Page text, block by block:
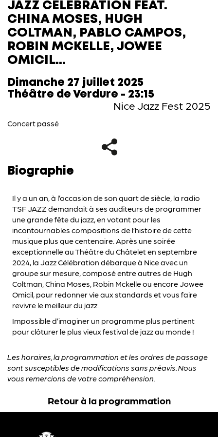
JAZZ CELEBRATION FEAT.
CHINA MOSES, HUGH
COLTMAN, PABLO CAMPOS,
ROBIN MCKELLE, JOWEE
OMICIL...
Dimanche 27 juillet 2025
Théâtre de Verdure - 23:15
Nice Jazz Fest 2025
Concert passé
Biographie
Il y a un an, à l’occasion de son quart de siècle, la radio
TSF JAZZ demandait à ses auditeurs de programmer
une grande fête du jazz, en votant pour les
incontournables compositions de l’histoire de cette
musique plus que centenaire. Après une soirée
exceptionnelle au Théâtre du Châtelet en septembre
2024, la Jazz Célébration débarque à Nice avec un
groupe sur mesure, composé entre autres de Hugh
Coltman, China Moses, Robin Mckelle ou encore Jowee
Omicil, pour redonner vie aux standards et vous faire
revivre le meilleur du jazz.
Impossible d’imaginer un programme plus pertinent
pour clôturer le plus vieux festival de jazz au monde !
Les horaires, la programmation et les ordres de passage
sont susceptibles de modifications sans préavis. Nous
vous remercions de votre compréhension.
Retour à la programmation